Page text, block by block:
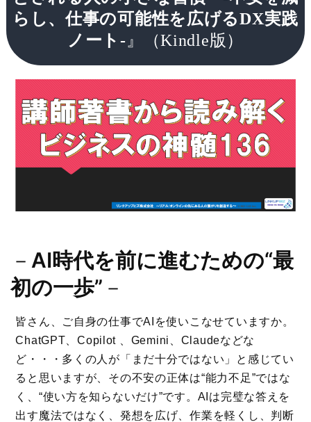
らし、仕事の可能性を広げるDX実践
ノート-』（Kindle版）
－ AI時代を前に進むための“最
初の一歩” －
皆さん、ご自身の仕事でAIを使いこなせていますか。
ChatGPT、Copilot 、Gemini、Claudeなどな
ど・・・多くの人が「まだ十分ではない」と感じてい
ると思いますが、その不安の正体は“能力不足”ではな
く、“使い方を知らないだけ”です。AIは完璧な答えを
出す魔法ではなく、発想を広げ、作業を軽くし、判断